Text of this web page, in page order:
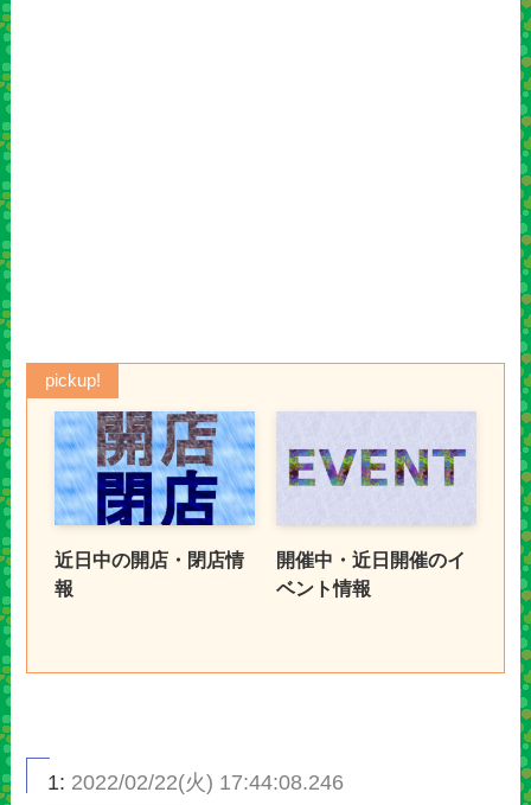
pickup!
近日中の開店・閉店情
報
開催中・近日開催のイ
ベント情報
1: 2022/02/22(火) 17:44:08.246